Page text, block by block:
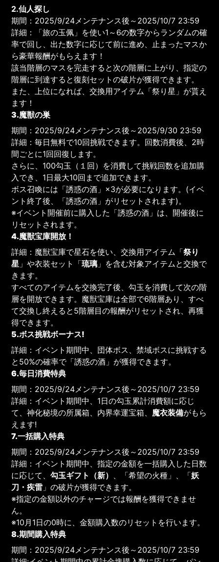
2.仙人探し
期間：2025/9/24メンテナンス後～2025/10/7 23:59
詳細：「旅の玉佩」を使い1～6の数字からランダムの確
率で回し、出た数字に応じて前に進め、止まったマスか
ら豪華報酬がもらえます！
該当階層のマスを完走すると次の階層に上がり、指定の
階層に到達すると復刻セットの破片が獲得できます。
また、上位になれば、交換用アイテム「祭り星」が貰え
ます！
3.魔獣の巣
期間：2025/9/24メンテナンス後～2025/9/30 23:59
詳細：毎日無料で10回挑戦できます。回数消費後、2時
間ごとに1回回復します。
さらに、100勾玉（１回）を消費して挑戦回数を追加購
入でき、1日最大10回まで追加できます。
ボス召喚には「誘惑の酒」×3が必要になります。(イベ
ント終了後、「誘惑の酒」がリセットされます)。
※イベント開催前に購入した「誘惑の酒」は、開催後に
リセットされます。
4.魔獣宝庫開放！
詳細：魔獣宝庫で星石を使い、交換用アイテム「祭り
星 」や衣装セット「琉璃 」を含む対象アイテムと交換で
きます。
すべてのアイテムを交換完了後、勾玉を消費して次の階
層を開放できます。魔獣宝庫は全部で6階層あり、すべ
て交換し終えると5階層目の報酬がリセットされ、再獲
得できます。
5.ボス挑戦ボーナス!
詳細：イベント期間中、団体ボス、禁域ボスに挑戦する
と50%の確率で「誘惑の酒」が獲得できます。
6.毎日消費特典
期間：2025/9/24メンテナンス後～2025/10/7 23:59
詳細：イベント期間中、1日の勾玉累計消費額に応じ
て、神化秘境の所属箱、内界幸運宝箱、 魔衣装備がもら
えます!
7.一括購入特典
期間：2025/9/24メンテナンス後～2025/10/7 23:59
詳細：イベント期間中、指定の金額を一括購入した日数
に応じて、勾玉ギフト（新） 、「希望の火種」、「妖
刀・疾雷 」の破片が獲得できます。
※指定の金額以外のチャージでは報酬を獲得できませ
ん。
※10月1日の0時に、金額購入数のリセットを行います。
8.期間購入特典
期間：2025/9/24メンテナンス後～2025/10/7 23:59